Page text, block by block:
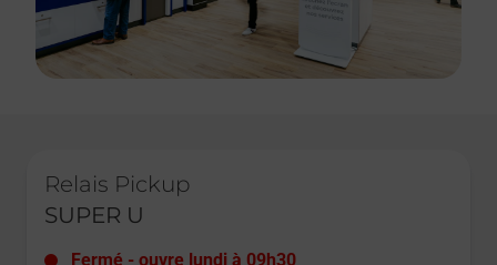
Relais Pickup
SUPER U
Fermé - ouvre lundi à 09h30